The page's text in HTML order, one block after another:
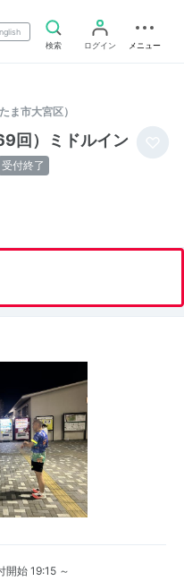
検索
ログイン メニュー
ま市大宮区）
回）ミドルイン
受付終了
開始 19:15 ～